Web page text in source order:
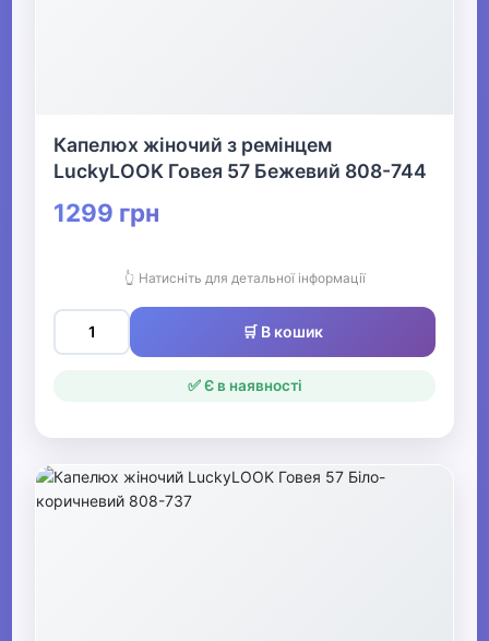
Капелюх жіночий з ремінцем
LuckyLOOK Говея 57 Бежевий 808-744
1299 грн
👆 Натисніть для детальної інформації
🛒 В кошик
✅ Є в наявності